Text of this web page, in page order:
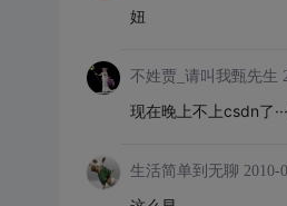
妞
不姓贾_请叫我甄先生
现在晚上不上csdn了
生活简单到无聊 2010-